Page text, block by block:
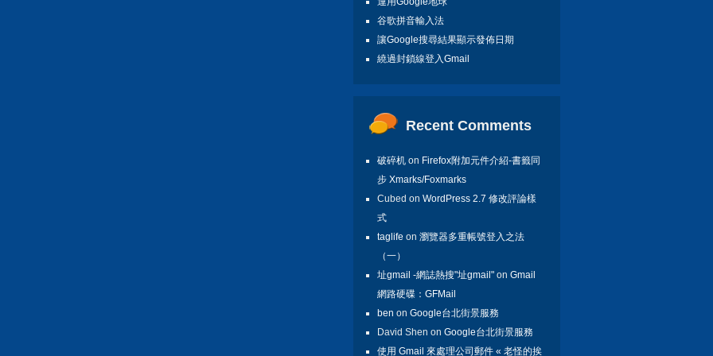
谷歌拼音輸入法
讓Google搜尋結果顯示發佈日期
繞過封鎖線登入Gmail
Recent Comments
破碎机 on Firefox附加元件介紹-書籤同
步 Xmarks/Foxmarks
Cubed on WordPress 2.7 修改評論樣
式
taglife on 瀏覽器多重帳號登入之法
（一）
址gmail -網誌熱搜"址gmail" on Gmail
網路硬碟：GFMail
ben on Google台北街景服務
David Shen on Google台北街景服務
使用 Gmail 來處理公司郵件 « 老怪的挨